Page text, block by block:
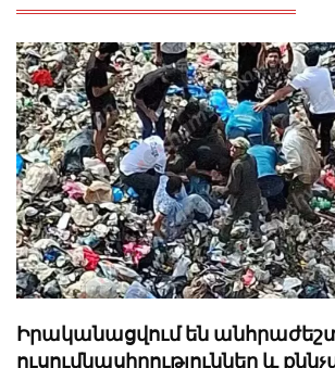
Իրականացվում են
ուսումնասիրություններ և